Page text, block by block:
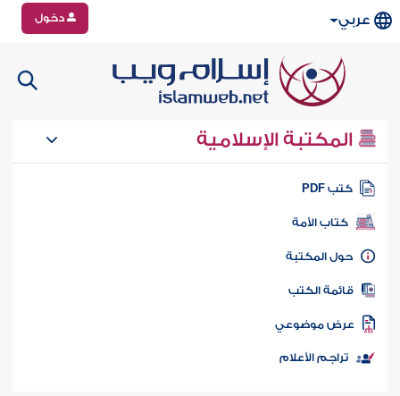
عربي دخول
المكتبة الإسلامية
كتب PDF
كتاب الأمة
المكتبة
الكتب
موضوعي